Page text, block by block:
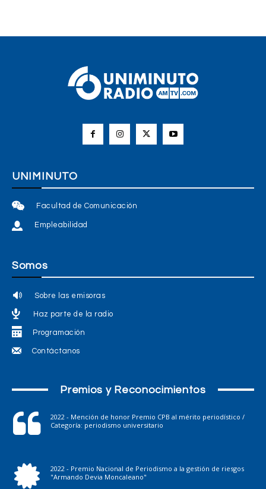
UNIMINUTO
Facultad de Comunicación
Empleabilidad
Somos
Sobre las emisoras
Haz parte de la radio
Programación
Contáctanos
Premios y Reconocimientos
2022 - Mención de honor Premio CPB al mérito periodístico /
Categoría: periodismo universitario
2022 - Premio Nacional de Periodismo a la gestión de riesgos
"Armando Devia Moncaleano"